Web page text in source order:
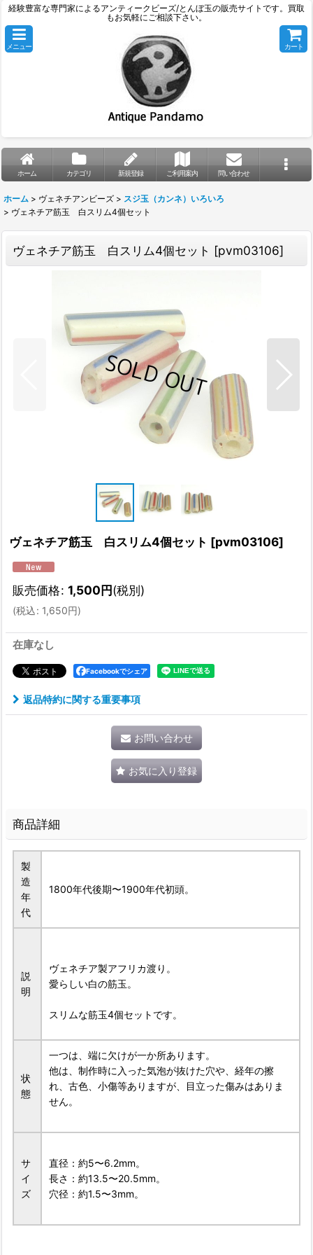
経験豊富な専門家によるアンティークビーズ/とんぼ玉の販売サイトです。買取
もお気軽にご相談下さい。
メニュー カート
ホーム カテゴリ 新規登録 ご利用案内 問い合わせ
ホーム > ヴェネチアンビーズ > スジ玉（カンネ）いろいろ
> ヴェネチア筋玉 白スリム4個セット
ヴェネチア筋玉 白スリム4個セット [pvm03106]
ヴェネチア筋玉 白スリム4個セット [pvm03106]
販売価格: 1,500円(税別)
(税込: 1,650円)
在庫なし
Facebookでシェア
返品特約に関する重要事項
お問い合わせ
お気に入り登録
商品詳細
製
造
年
代
1800年代後期〜1900年代初頭。
説
明
ヴェネチア製アフリカ渡り。
愛らしい白の筋玉。
スリムな筋玉4個セットです。
状
態
一つは、端に欠けが一か所あります。
他は、制作時に入った気泡が抜けた穴や、経年の擦
れ、古色、小傷等ありますが、目立った傷みはありま
せん。
サ
イ
ズ
直径：約5〜6.2mm。
長さ：約13.5〜20.5mm。
穴径：約1.5〜3mm。